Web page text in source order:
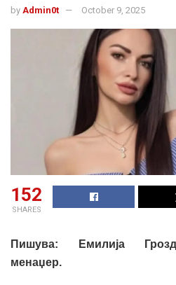
by Admin0t October 9, 2025
152
SHARES
Пишува: Емилија
менаџер.